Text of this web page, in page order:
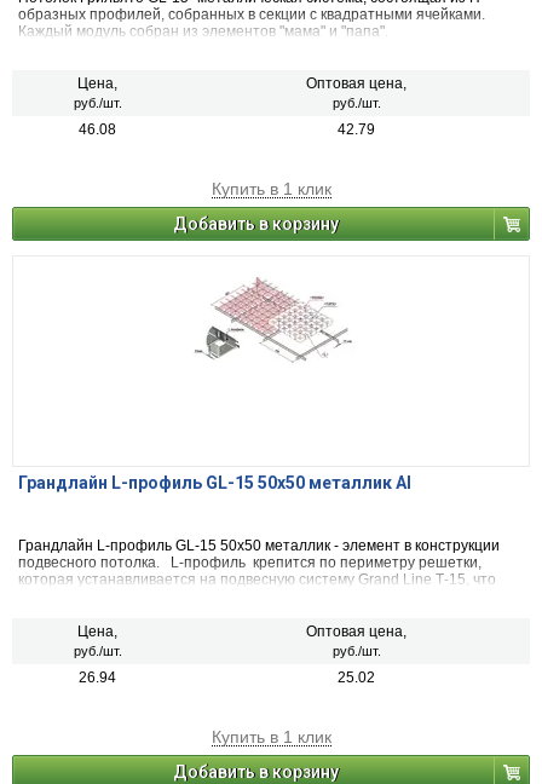
образных профилей, собранных в секции с квадратными ячейками.
Каждый модуль собран из элементов "мама" и "папа".
Цена,
руб./шт.
Оптовая цена,
руб./шт.
46.08 42.79
Купить в 1 клик
Добавить в корзину
Грандлайн L-профиль GL-15 50х50 металлик Al
Грандлайн L-профиль GL-15 50х50 металлик - элемент в конструкции
подвесного потолка. L-профиль крепится по периметру решетки,
которая устанавливается на подвесную систему Grand Line Т-15, что
Цена,
руб./шт.
Оптовая цена,
руб./шт.
26.94 25.02
Купить в 1 клик
Добавить в корзину